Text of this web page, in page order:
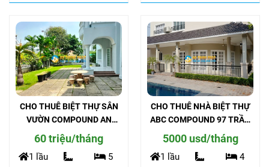
CHO THUÊ BIỆT THỰ SÂN
VƯỜN COMPOUND AN
NINH ĐƯỜNG TRẦN NÃO
60 triệu/tháng
1 lầu
5
CHO THUÊ NHÀ BIỆT THỰ
ABC COMPOUND 97 TRẦN
NÃO
5000 usd/tháng
1 lầu
4